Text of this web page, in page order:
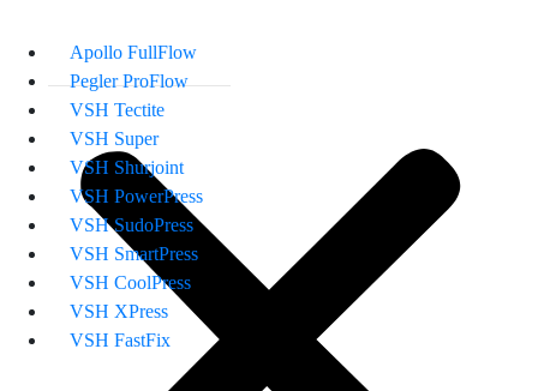
Apollo FullFlow
Pegler ProFlow
VSH Tectite
VSH Super
VSH Shurjoint
VSH PowerPress
VSH SudoPress
VSH SmartPress
VSH CoolPress
VSH XPress
VSH FastFix